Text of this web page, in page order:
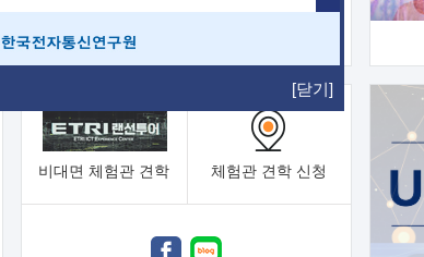
[닫기]
융합기술연구생산센터 반도체실험실
비대면 체험관 견학 체험관 견학 신청